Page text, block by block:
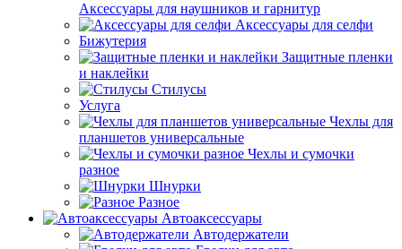
Аксессуары для наушников и гарнитур
Аксессуары для селфи
Бижутерия
Защитные пленки
и наклейки
Стилусы
Услуга
Чехлы для
планшетов универсальные
Чехлы и сумочки
разное
Шнурки
Разное
Автоаксессуары
Автодержатели